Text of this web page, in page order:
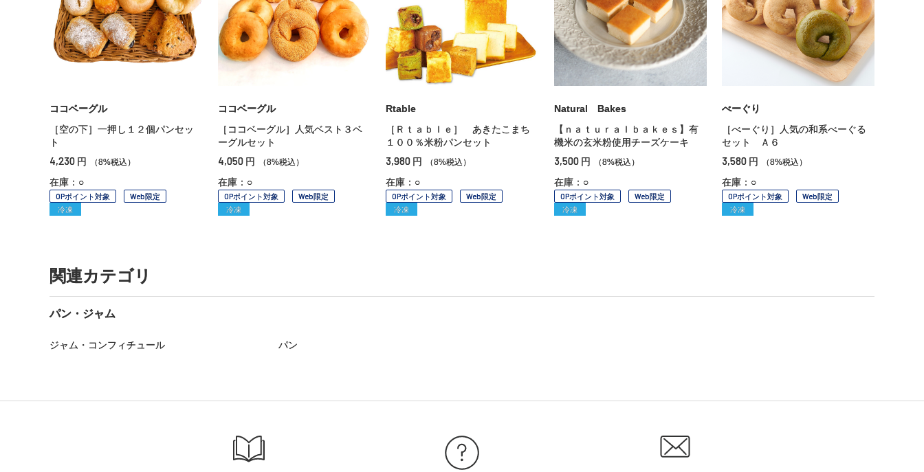
ココベーグル
［空の下］一押し１２個パンセッ
ト
4,230 円 （8%税込）
在庫：○
OPポイント対象
Web限定
冷凍
ココベーグル
［ココベーグル］人気ベスト３ベ
ーグルセット
4,050 円 （8%税込）
在庫：○
OPポイント対象
Web限定
冷凍
Rtable
［Ｒｔａｂｌｅ］ あきたこまち
１００％米粉パンセット
3,980 円 （8%税込）
在庫：○
OPポイント対象
Web限定
冷凍
Natural Bakes
【ｎａｔｕｒａｌｂａｋｅｓ】有
機米の玄米粉使用チーズケーキ
3,500 円 （8%税込）
在庫：○
OPポイント対象
Web限定
冷凍
べーぐり
［べーぐり］人気の和系べーぐる
セット Ａ６
3,580 円 （8%税込）
在庫：○
OPポイント対象
Web限定
冷凍
関連カテゴリ
パン・ジャム
ジャム・コンフィチュール パン